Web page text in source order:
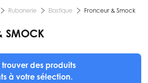
Rubanerie Elastique Fronceur & Smock
SMOCK
des produits
à votre sélection.